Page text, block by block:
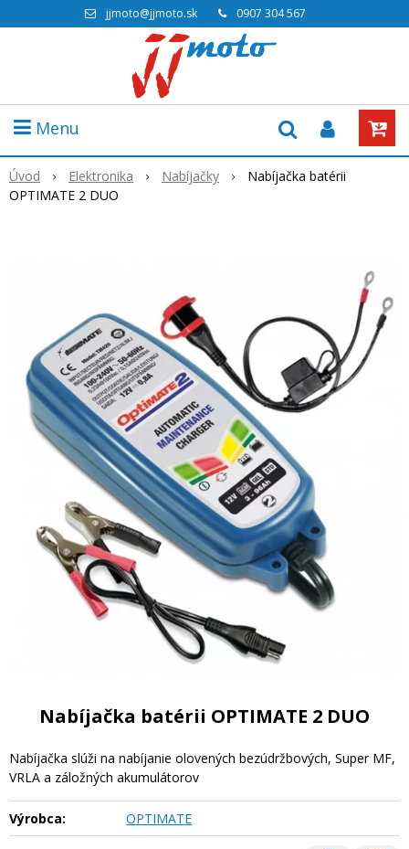
jjmoto@jjmoto.sk 0907 304 567
Menu
Úvod Elektronika Nabíjačky
Nabíjačka batérii
OPTIMATE 2 DUO
Nabíjačka batérii OPTIMATE 2 DUO
Nabíjačka slúži na nabíjanie olovených bezúdržbových, Super MF,
VRLA a záložných akumulátorov
Výrobca: OPTIMATE